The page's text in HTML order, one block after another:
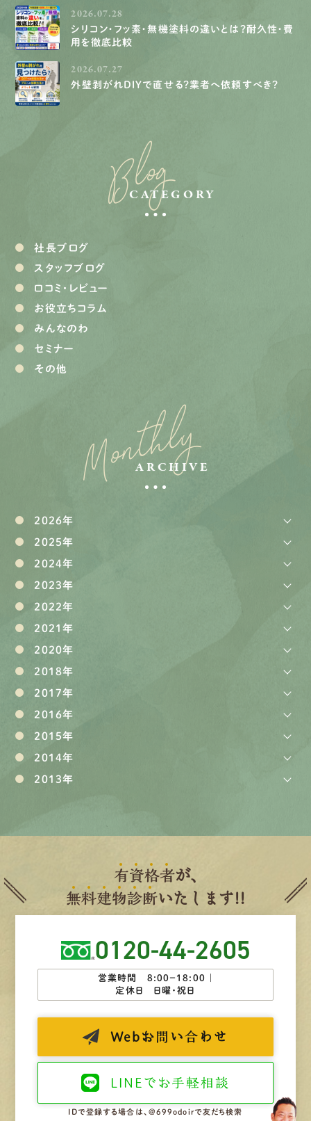
2026.07.28
シリコン・フッ素・無機塗料の違いとは？耐久性・費
用を徹底比較
2026.07.27
外壁剥がれDIYで直せる？業者へ依頼すべき？
Blog
CATEGORY
社長ブログ
スタッフブログ
口コミ・レビュー
お役立ちコラム
みんなのわ
セミナー
その他
Monthly
ARCHIVE
2026年
2025年
2024年
2023年
2022年
2021年
2020年
2018年
2017年
2016年
2015年
2014年
2013年
有資格者が、
無料建物診断いたします!!
0120-44-2605
営業時間 8:00−18:00 ｜
定休日 日曜・祝日
Web お問い合わせ
LINEで お手軽相談
IDで登録する場合は、@699odoirで友だち検索